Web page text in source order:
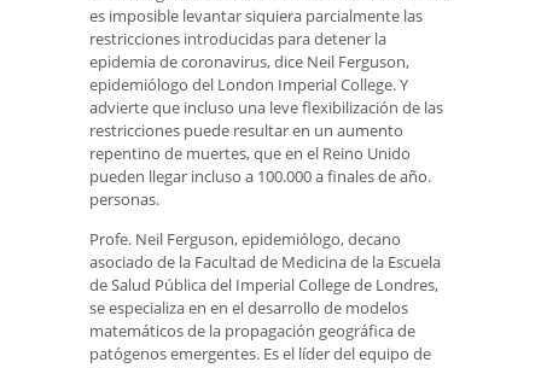
es imposible levantar siquiera parcialmente las
restricciones introducidas para detener la
epidemia de coronavirus, dice Neil Ferguson,
epidemiólogo del London Imperial College. Y
advierte que incluso una leve flexibilización de las
restricciones puede resultar en un aumento
repentino de muertes, que en el Reino Unido
pueden llegar incluso a 100.000 a finales de año.
personas.
Profe. Neil Ferguson, epidemiólogo, decano
asociado de la Facultad de Medicina de la Escuela
de Salud Pública del Imperial College de Londres,
se especializa en en el desarrollo de modelos
matemáticos de la propagación geográfica de
patógenos emergentes. Es el líder del equipo de